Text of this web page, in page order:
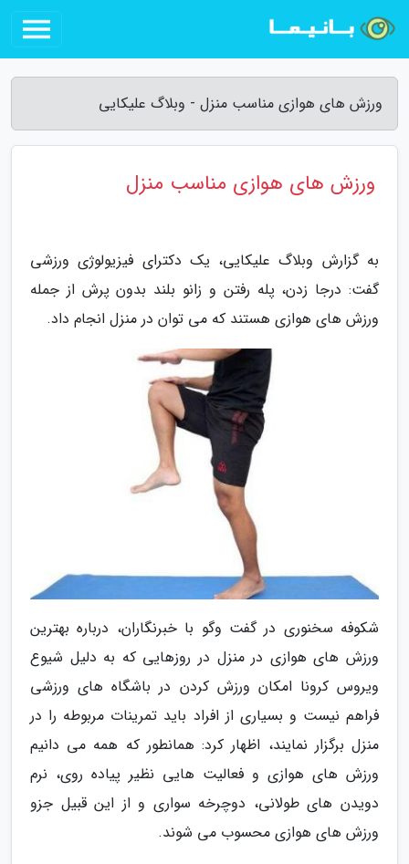
ورزش های هوازی مناسب منزل - وبلاگ علیکایی
ورزش های هوازی مناسب منزل
به گزارش وبلاگ علیکایی، یک دکترای فیزیولوژی ورزشی
گفت: درجا زدن، پله رفتن و زانو بلند بدون پرش از جمله
ورزش های هوازی هستند که می توان در منزل انجام داد.
شکوفه سخنوری در گفت وگو با خبرنگاران، درباره بهترین
ورزش های هوازی در منزل در روزهایی که به دلیل شیوع
ویروس کرونا امکان ورزش کردن در باشگاه های ورزشی
فراهم نیست و بسیاری از افراد باید تمرینات مربوطه را در
منزل برگزار نمایند، اظهار کرد: همانطور که همه می دانیم
ورزش های هوازی و فعالیت هایی نظیر پیاده روی، نرم
دویدن های طولانی، دوچرخه سواری و از این قبیل جزو
ورزش های هوازی محسوب می شوند.